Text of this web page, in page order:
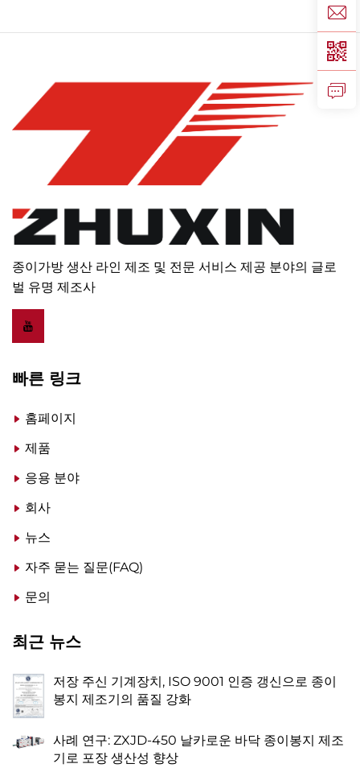
종이가방 생산 라인 제조 및 전문 서비스 제공 분야의 글로
벌 유명 제조사
빠른 링크
홈페이지
제품
응용 분야
회사
뉴스
자주 묻는 질문(FAQ)
문의
최근 뉴스
저장 주신 기계장치, ISO 9001 인증 갱신으로 종이
봉지 제조기의 품질 강화
사례 연구: ZXJD-450 날카로운 바닥 종이봉지 제조
기로 포장 생산성 향상